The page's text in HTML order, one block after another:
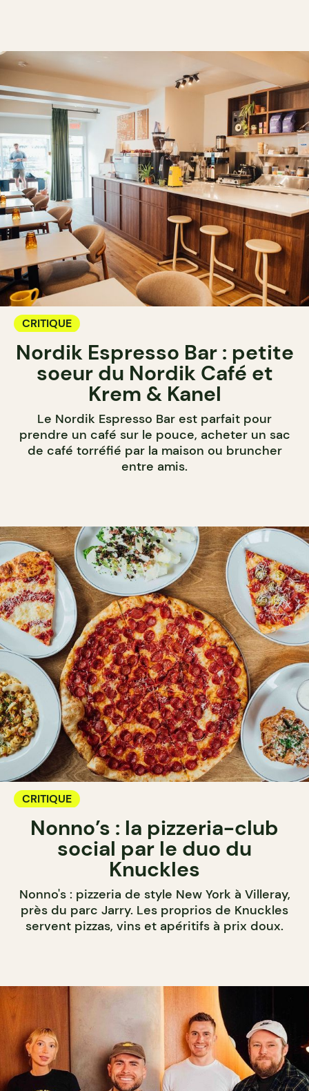
CRITIQUE
Nordik Espresso Bar : petite
soeur du Nordik Café et
Krem & Kanel
Le Nordik Espresso Bar est parfait pour
prendre un café sur le pouce, acheter un sac
de café torréfié par la maison ou bruncher
entre amis.
CRITIQUE
Nonno’s : la pizzeria-club
social par le duo du
Knuckles
Nonno's : pizzeria de style New York à Villeray,
près du parc Jarry. Les proprios de Knuckles
servent pizzas, vins et apéritifs à prix doux.